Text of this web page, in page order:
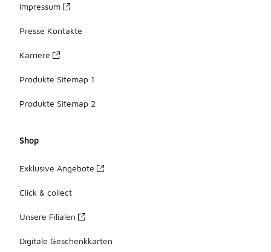
Impressum
Presse Kontakte
Karriere
Produkte Sitemap 1
Produkte Sitemap 2
Shop
Exklusive Angebote
Click & collect
Unsere Filialen
Digitale Geschenkkarten